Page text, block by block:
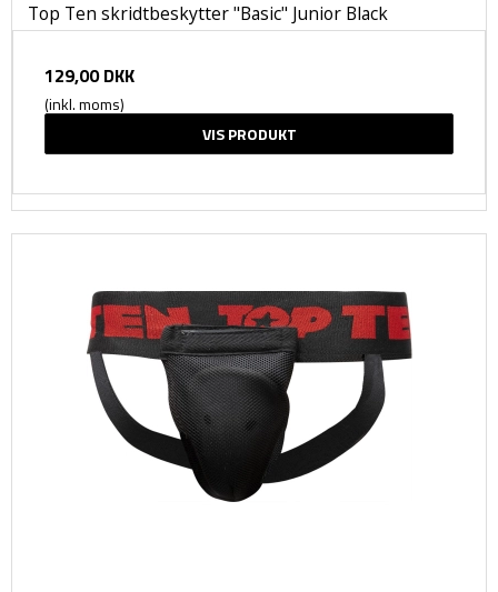
Top Ten skridtbeskytter "Basic" Junior Black
129,00 DKK
(inkl. moms)
VIS PRODUKT